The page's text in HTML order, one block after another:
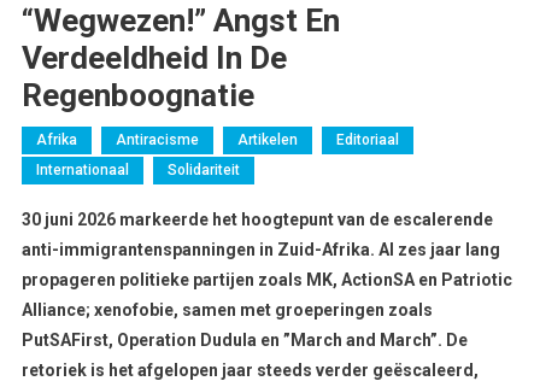
“Wegwezen!” Angst En
Verdeeldheid In De
Regenboognatie
Afrika Antiracisme Artikelen
Editoriaal
Internationaal
Solidariteit
30 juni 2026 markeerde het hoogtepunt van de escalerende
anti-immigrantenspanningen in Zuid-Afrika. Al zes jaar lang
propageren politieke partijen zoals MK, ActionSA en Patriotic
Alliance; xenofobie, samen met groeperingen zoals
PutSAFirst, Operation Dudula en ”March and March”. De
retoriek is het afgelopen jaar steeds verder geëscaleerd,